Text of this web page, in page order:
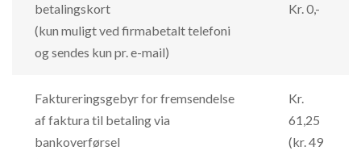
betalingskort
(kun muligt ved firmabetalt telefoni
og sendes kun pr. e-mail)
Kr. 0,-
Faktureringsgebyr for fremsendelse
af faktura til betaling via
bankoverførsel
Kr.
61,25
(kr. 49